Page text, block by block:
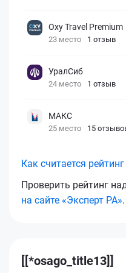
Oxy Travel Premium
23 место 1 отзыв
УралСиб
24 место 1 отзыв
МАКС
25 место 15
Как считается
Проверить рейтинг
на сайте «Эксперт РА».
[[*osago_title13]]